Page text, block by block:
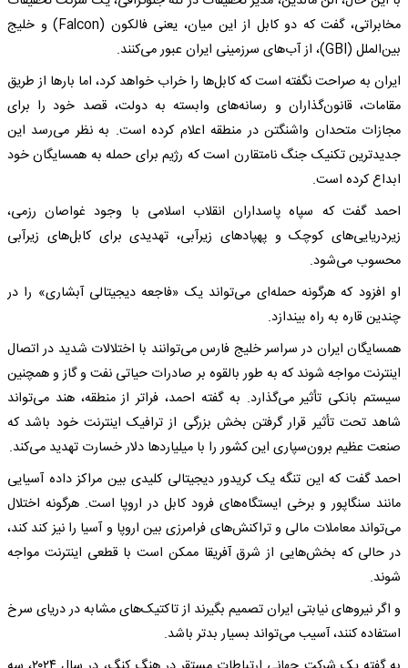
مخابراتی، گفت که دو کابل از این میان، یعنی فالکون (Falcon) و خلیج
بین‌الملل (GBI)، از آب‌های سرزمینی ایران عبور می‌کنند.
ایران به صراحت نگفته است که کابل‌ها را خراب خواهد کرد، اما بارها از طریق
مقامات، قانون‌گذاران و رسانه‌های وابسته به دولت، قصد خود را برای
مجازات متحدان واشنگتن در منطقه اعلام کرده است. به نظر می‌رسد این
جدیدترین تکنیک جنگ نامتقارن است که رژیم برای حمله به همسایگان خود
ابداع کرده است.
احمد گفت که سپاه پاسداران انقلاب اسلامی با وجود غواصان رزمی،
زیردریایی‌های کوچک و پهپادهای زیرآبی، تهدیدی برای کابل‌های زیرآبی
محسوب می‌شود.
او افزود که هرگونه حمله‌ای می‌تواند یک «فاجعه دیجیتالی آبشاری» را در
چندین قاره به راه بیندازد.
همسایگان ایران در سراسر خلیج فارس می‌توانند با اختلالات شدید در اتصال
اینترنت مواجه شوند که به طور بالقوه بر صادرات حیاتی نفت و گاز و همچنین
سیستم بانکی تأثیر می‌گذارد. به گفته احمد، فراتر از منطقه، هند می‌تواند
شاهد تحت تأثیر قرار گرفتن بخش بزرگی از ترافیک اینترنت خود باشد که
صنعت عظیم برون‌سپاری این کشور را با میلیاردها دلار خسارت تهدید می‌کند.
احمد گفت که این تنگه یک کریدور دیجیتالی کلیدی بین مراکز داده آسیایی
مانند سنگاپور و برخی ایستگاه‌های فرود کابل در اروپا است. هرگونه اختلال
می‌تواند معاملات مالی و تراکنش‌های فرامرزی بین اروپا و آسیا را نیز کند کند،
در حالی که بخش‌هایی از شرق آفریقا ممکن است با قطعی اینترنت مواجه
شوند.
و اگر نیروهای نیابتی ایران تصمیم بگیرند از تاکتیک‌های مشابه در دریای سرخ
استفاده کنند، آسیب می‌تواند بسیار بدتر باشد.